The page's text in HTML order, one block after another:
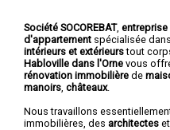
Société SOCOREBAT,
d'appartement spécialisée
intérieurs et extérieurstout
Habloville dans l'Orne vous
rénovation immobilière de
manoirs châteaux.
Nous travaillons
immobilières, des architectes